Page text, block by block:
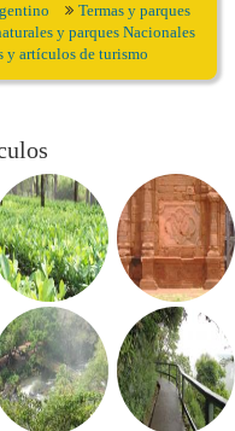
Termas y parques
y parques Nacionales
y artículos de turismo